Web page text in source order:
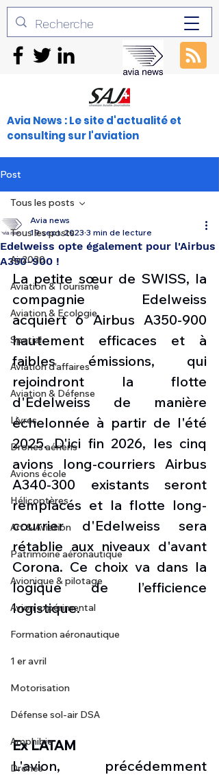
Avia News : Le site d'actualité et
consulting sur l'aviation
Post
Tous les posts
Air2030
Aviation & Tourisme
Aviation & Ecologie
Spatial
Aviation d'affaires
Aviation & Défense
Livres
Drones aériens
Avions école
Hélicoptères
Art & Aviation
Patrimoine aéronautique
Avionique & pilotage
Avion expérimental
Formation aéronautique
1 er avril
Motorisation
Défense sol-air DSA
Amphibie
Drones
Tous les posts
Edelweiss opte également pour l'Airbus
A350-900 !
Avia news
19 sept. 2023 3 min de lecture
La petite sœur de SWISS, la
compagnie Edelweiss
acquiert 6 Airbus A350-900
hautement efficaces et à
faibles émissions, qui
rejoindront la flotte
d'Edelweiss de manière
échelonnée à partir de l'été
2025. D'ici fin 2026, les cinq
avions long-courriers Airbus
A340-300 existants seront
remplacés et la flotte long-
courrier d'Edelweiss sera
rétablie aux niveaux d'avant
Corona. Ce choix va dans la
logique de l’efficience
logistique.
Ex LATAM
L'avion, précédemment